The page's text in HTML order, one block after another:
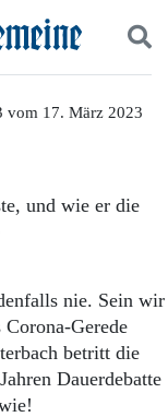
vom 17. März 2023
und wie er die
nie. Sein wir
Gerede
betritt die
Dauerdebatte